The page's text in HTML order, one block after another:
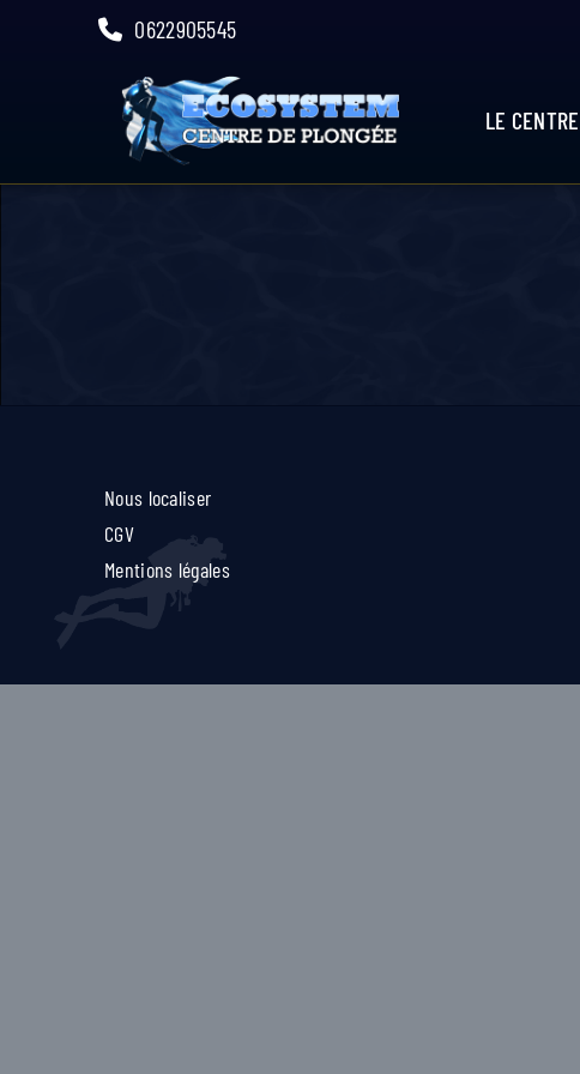
0622905545
LE CENTRE
Nous localiser
CGV
Mentions légales